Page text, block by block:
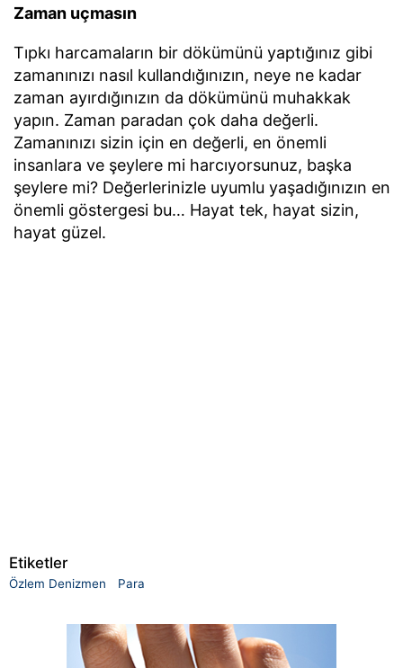
Zaman uçmasın
Tıpkı harcamaların bir dökümünü yaptığınız gibi
zamanınızı nasıl kullandığınızın, neye ne kadar
zaman ayırdığınızın da dökümünü muhakkak
yapın. Zaman paradan çok daha değerli.
Zamanınızı sizin için en değerli, en önemli
insanlara ve şeylere mi harcıyorsunuz, başka
şeylere mi? Değerlerinizle uyumlu yaşadığınızın en
önemli göstergesi bu… Hayat tek, hayat sizin,
hayat güzel.
Etiketler
Özlem Denizmen Para